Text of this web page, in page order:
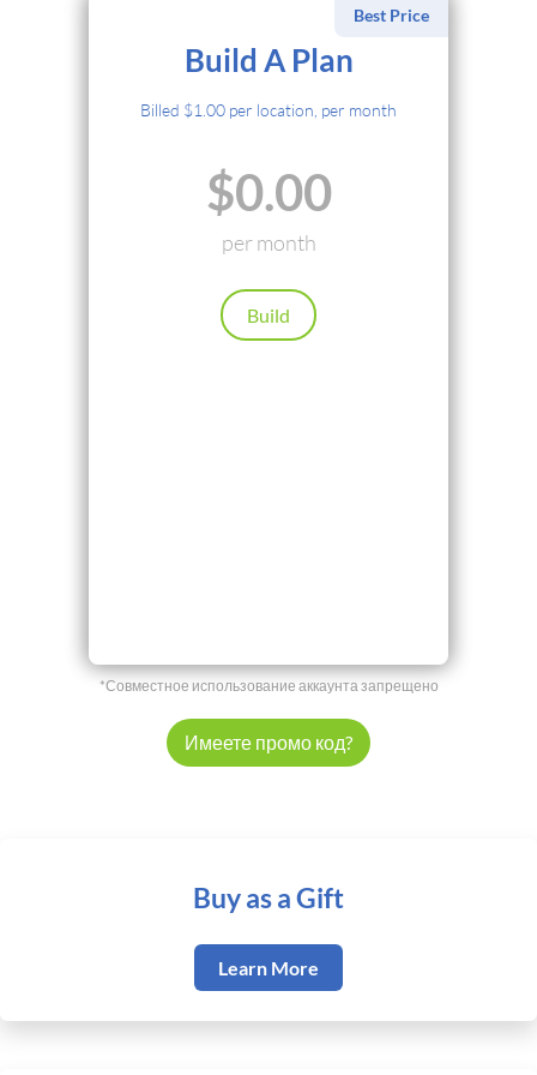
Best Price
Build A Plan
Billed $1.00 per location, per month
$0.00
per month
Build
Cryptocurrency
Local Payments
Renews automatically. Cancel anytime.
*Совместное использование аккаунта запрещено
Имеете промо код?
Buy as a Gift
Learn More